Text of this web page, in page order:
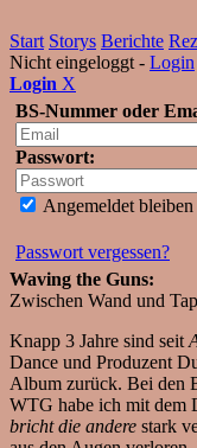
Start Storys Berichte
Nicht eingeloggt - Login
Login X
BS-Nummer oder
Passwort:
Angemeldet bleiben
Passwort vergessen?
Waving the Guns:
Zwischen Wand und
Knapp 3 Jahre sind seit
Dance und Produzent
Album zurück. Bei den
WTG habe ich mit dem
bricht die andere stark